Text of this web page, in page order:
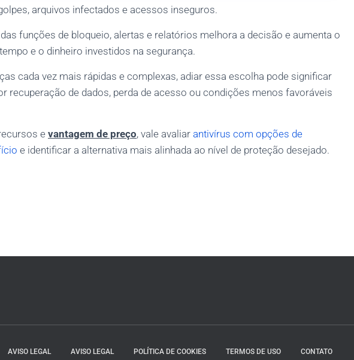
arquivos infectados e acessos inseguros.
funções de bloqueio, alertas e relatórios melhora a decisão e aumenta o
e o dinheiro investidos na segurança.
cada vez mais rápidas e complexas, adiar essa escolha pode significar
recuperação de dados, perda de acesso ou condições menos favoráveis
evantagem de preço, vale avaliar antivírus com opções de
e identificar a alternativa mais alinhada ao nível de proteção desejado.
AVISO LEGAL AVISO LEGAL POLÍTICA DE COOKIES TERMOS DE USO CONTATO